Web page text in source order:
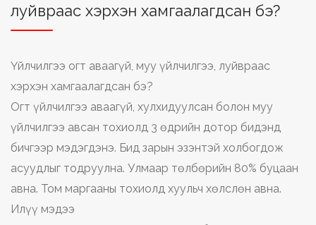
луйвраас хэрхэн хамгаалагдсан бэ?
Үйлчилгээ огт аваагүй, муу үйлчилгээ, луйвраас
хэрхэн хамгаалагдсан бэ?
Огт үйлчилгээ аваагүй, хулхидуулсан болон муу
үйлчилгээ авсан тохиолд 3 өдрийн дотор бидэнд
бичгээр мэдэгдэнэ. Бид зарын эзэнтэй холбогдож
асуудлыг тодруулна. Улмаар төлбөрийн 80% буцаан
авна. Том маргааны тохиолд хуульч хөлслөн авна.
Илүү мэдээ